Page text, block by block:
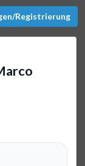
Registrierung